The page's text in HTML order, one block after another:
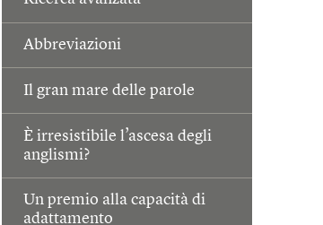
Abbreviazioni
Il gran mare delle parole
È irresistibile l’ascesa degli
anglismi?
Un premio alla capacità di
adattamento